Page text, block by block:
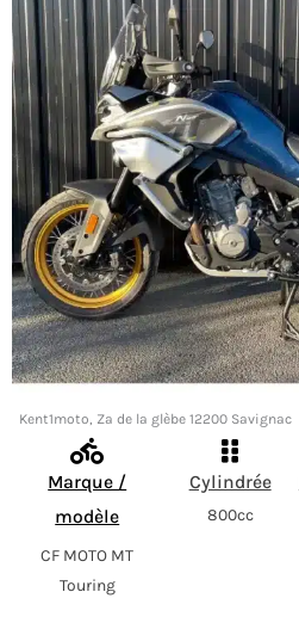
Kent1moto, Za de la glèbe 12200 Savignac
Marque /
modèle
CF MOTO MT
Touring
Cylindrée
800cc